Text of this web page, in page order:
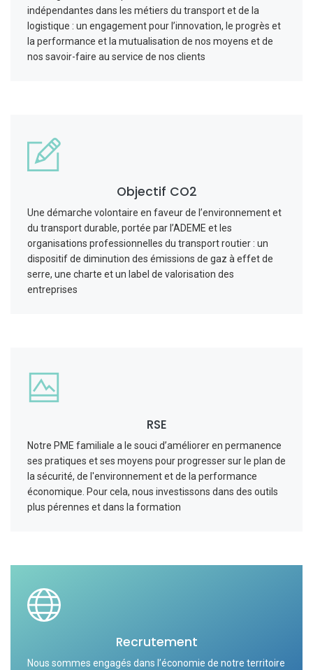
indépendantes dans les métiers du transport et de la
logistique : un engagement pour l’innovation, le progrès et
la performance et la mutualisation de nos moyens et de
nos savoir-faire au service de nos clients
Objectif CO2
Une démarche volontaire en faveur de l’environnement et
du transport durable, portée par l’ADEME et les
organisations professionnelles du transport routier : un
dispositif de diminution des émissions de gaz à effet de
serre, une charte et un label de valorisation des
entreprises
RSE
Notre PME familiale a le souci d’améliorer en permanence
ses pratiques et ses moyens pour progresser sur le plan de
la sécurité, de l'environnement et de la performance
économique. Pour cela, nous investissons dans des outils
plus pérennes et dans la formation
Recrutement
Nous sommes engagés dans l’économie de notre territoire